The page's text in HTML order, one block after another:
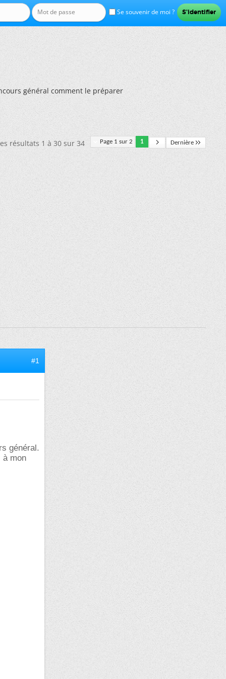
Se souvenir de moi ?
général comment le préparer
Page 1 sur 2 1 Dernière
résultats 1 à 30 sur 34
#1
général.
à mon